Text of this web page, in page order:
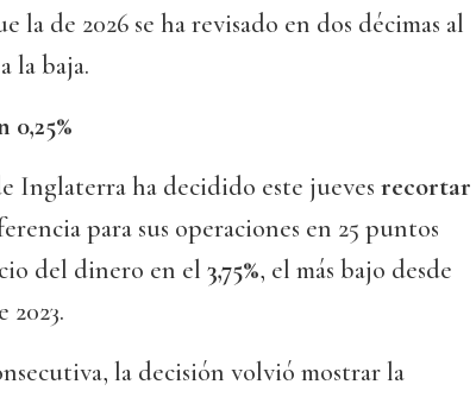
la de 2026 se ha revisado en dos décimas al
la baja.
Inglaterra ha decidido este jueves recortar
para sus operaciones en 25 puntos
del dinero en el 3,75%, el más bajo desde
la decisión volvió mostrar la